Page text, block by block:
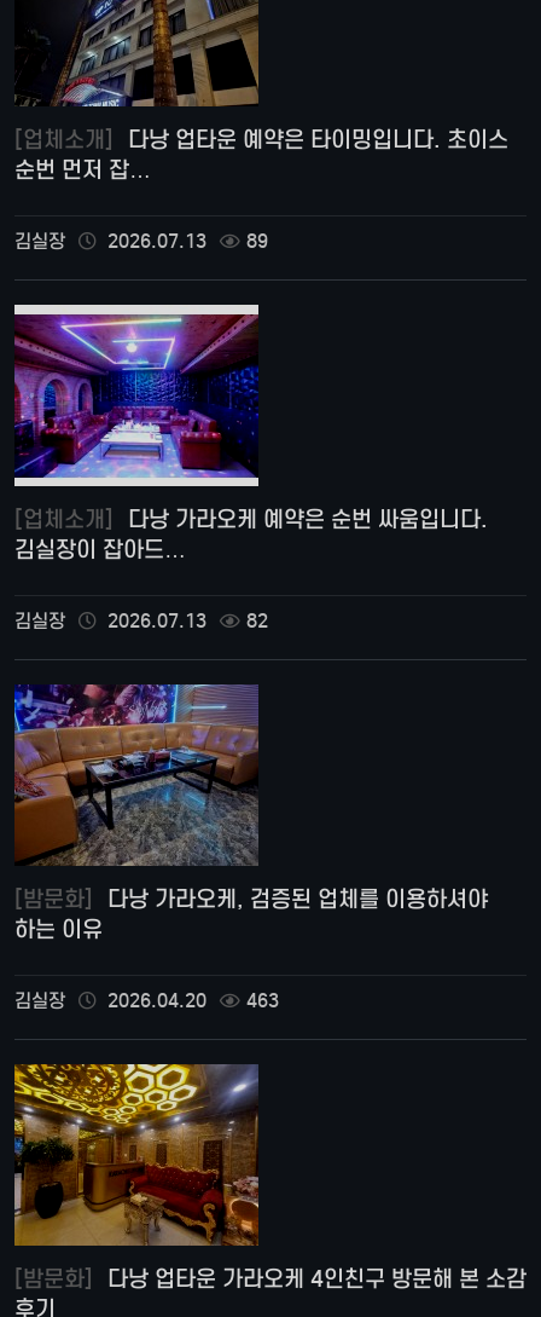
[업체소개]
순번 먼저 잡…
김실장 2026.07.13 89
[업체소개]
김실장이 잡아드…
김실장 2026.07.13 82
[밤문화]
하는 이유
김실장 2026.04.20 463
[밤문화]
후기